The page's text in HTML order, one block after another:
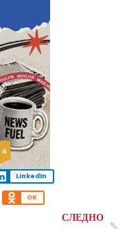
LinkedIn
OK
СЛЕДНО